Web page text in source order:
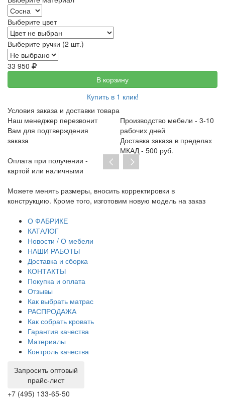
Выберите цвет
Выберите ручки (2 шт.)
33 950
В корзину
Купить в 1 клик!
Условия заказа и доставки товара
Наш менеджер перезвонит
Вам для подтверждения
заказа
Производство мебели - 3-10
рабочих дней
Доставка заказа в пределах
МКАД - 500 руб.
Оплата при получении -
картой или наличными
в
на заказ
При отсутствии предоплаты нет необходимости
договор на изготовление. От курьера вы
О ФАБРИКЕ
КАТАЛОГ
Новости / О мебели
НАШИ РАБОТЫ
Доставка и сборка
КОНТАКТЫ
Покупка и оплата
Отзывы
Как выбрать матрас
РАСПРОДАЖА
Как собрать кровать
Гарантия качества
Материалы
Контроль качества
Запросить оптовый
прайс-лист
+7 (495) 133-65-50